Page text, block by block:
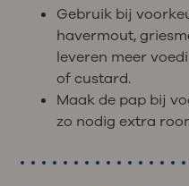
Gebruik bij
havermout,
leveren meer
of custard.
Maak de pap bij
zo nodig extra